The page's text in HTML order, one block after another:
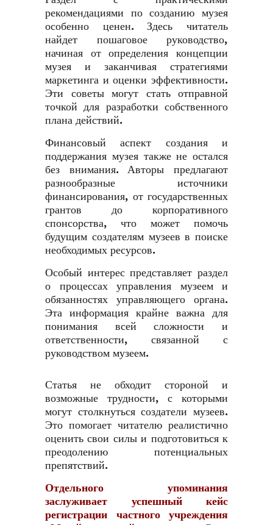
рекомендациями по созданию музея
особенно ценен. Здесь читатель
найдет пошаговое руководство,
начиная от определения концепции
музея и заканчивая стратегиями
маркетинга и оценки эффективности.
Эти советы могут стать отправной
точкой для разработки собственного
плана действий.
Финансовый аспект создания и
поддержания музея также не остался
без внимания. Авторы предлагают
разнообразные источники
финансирования, от государственных
грантов до корпоративного
спонсорства, что может помочь
будущим создателям музеев в поиске
необходимых ресурсов.
Особый интерес представляет раздел
о процессах управления музеем и
обязанностях управляющего органа.
Эта информация крайне важна для
понимания всей сложности и
ответственности, связанной с
руководством музеем.
Статья не обходит стороной и
возможные трудности, с которыми
могут столкнуться создатели музеев.
Это помогает читателю реалистично
оценить свои силы и подготовиться к
преодолению потенциальных
препятствий.
Отдельного упоминания
заслуживает успешный кейс
регистрации частного учреждения